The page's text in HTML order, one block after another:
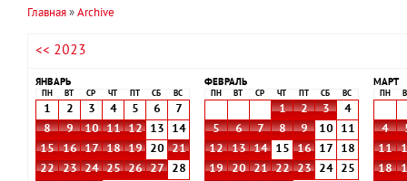
навигации
Главная Archive
<< 2023
ЯНВАРЬ
ПН ВТ СР ЧТ СБ ВС
1 2 3 4 5 6
7
8
9 10 11 12 13
14
15
16 17 18 19 20
21
22
23 24 25 26 27
28
ФЕВРАЛЬ
ПН ВТ СР ЧТ СБ ВС
1 2 3
4
5
6 7 8 9 10
11
12
13 14 15 16 17
18
19
20 21 22 23 24
25
МАРТ
ПН
4
11
18